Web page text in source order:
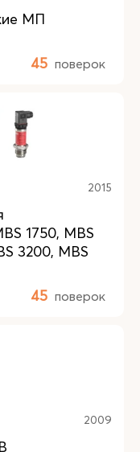
МП
45 поверок
2015
1750, MBS
3200, MBS
45 поверок
2009